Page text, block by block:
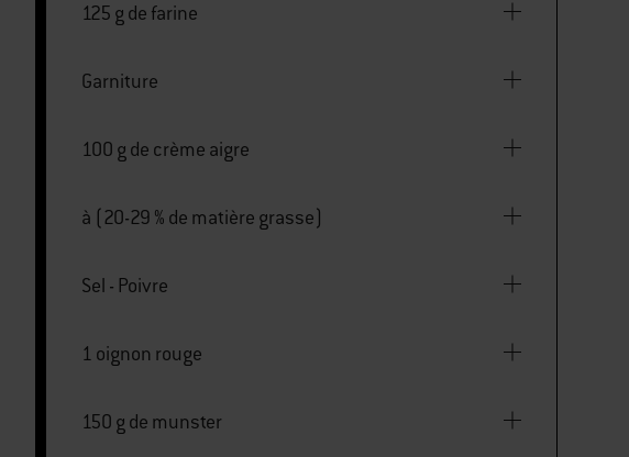
125 g de farine
Garniture
100 g de crème aigre
à (20-29 % de matière grasse)
Sel - Poivre
1 oignon rouge
150 g de munster